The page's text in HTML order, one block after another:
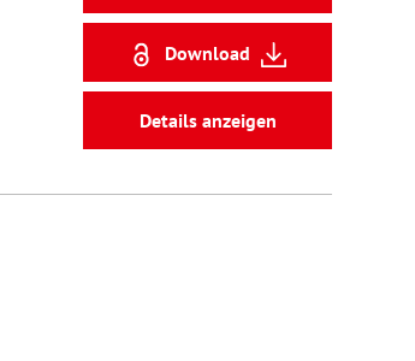
Download
Details anzeigen